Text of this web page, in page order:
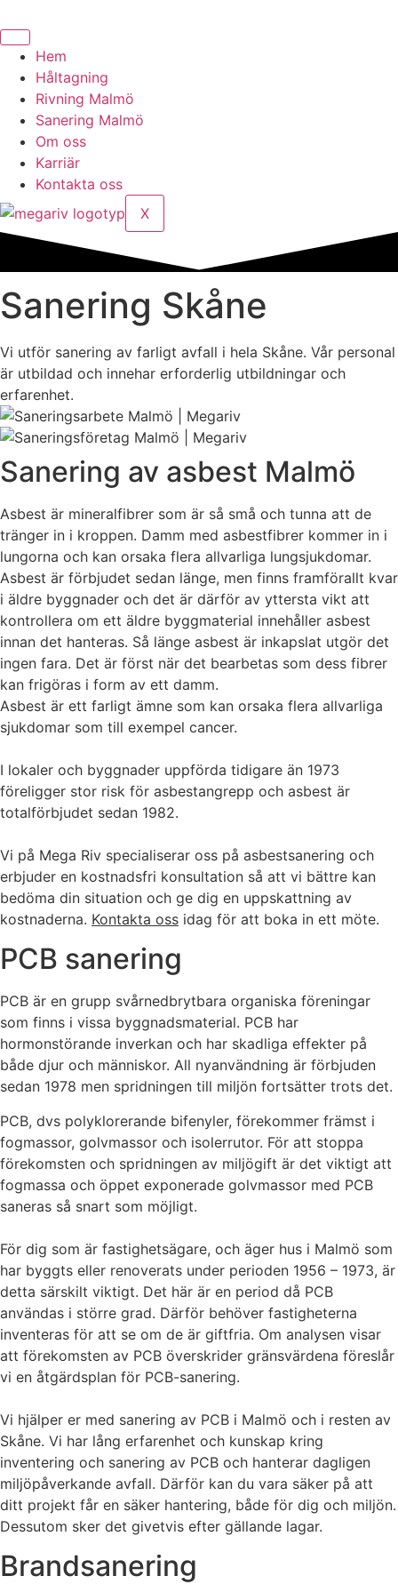
till
innehållHem
Håltagning
Rivning Malmö
Sanering Malmö
Om oss
Karriär
Kontakta oss
X
Sanering Skåne
Vi utför sanering av farligt avfall i hela Skåne. Vår personal
är utbildad och innehar erforderlig utbildningar och
erfarenhet.
Sanering av asbest Malmö
Asbest är mineralfibrer som är så små och tunna att de
tränger in i kroppen. Damm med asbestfibrer kommer in i
lungorna och kan orsaka flera allvarliga lungsjukdomar.
Asbest är förbjudet sedan länge, men finns framförallt kvar
i äldre byggnader och det är därför av yttersta vikt att
kontrollera om ett äldre byggmaterial innehåller asbest
innan det hanteras. Så länge asbest är inkapslat utgör det
ingen fara. Det är först när det bearbetas som dess fibrer
kan frigöras i form av ett damm.
Asbest är ett farligt ämne som kan orsaka flera allvarliga
sjukdomar som till exempel cancer.
I lokaler och byggnader uppförda tidigare än 1973
föreligger stor risk för asbestangrepp och asbest är
totalförbjudet sedan 1982.
Vi på Mega Riv specialiserar oss på asbestsanering och
erbjuder en kostnadsfri konsultation så att vi bättre kan
bedöma din situation och ge dig en uppskattning av
kostnaderna. Kontakta oss idag för att boka in ett möte.
PCB sanering
PCB är en grupp svårnedbrytbara organiska föreningar
som finns i vissa byggnadsmaterial. PCB har
hormonstörande inverkan och har skadliga effekter på
både djur och människor. All nyanvändning är förbjuden
sedan 1978 men spridningen till miljön fortsätter trots det.
PCB, dvs polyklorerande bifenyler, förekommer främst i
fogmassor, golvmassor och isolerrutor. För att stoppa
förekomsten och spridningen av miljögift är det viktigt att
fogmassa och öppet exponerade golvmassor med PCB
saneras så snart som möjligt.
För dig som är fastighetsägare, och äger hus i Malmö som
har byggts eller renoverats under perioden 1956 – 1973, är
detta särskilt viktigt. Det här är en period då PCB
användas i större grad. Därför behöver fastigheterna
inventeras för att se om de är giftfria. Om analysen visar
att förekomsten av PCB överskrider gränsvärdena föreslår
vi en åtgärdsplan för PCB-sanering.
Vi hjälper er med sanering av PCB i Malmö och i resten av
Skåne. Vi har lång erfarenhet och kunskap kring
inventering och sanering av PCB och hanterar dagligen
miljöpåverkande avfall. Därför kan du vara säker på att
ditt projekt får en säker hantering, både för dig och miljön.
Dessutom sker det givetvis efter gällande lagar.
Brandsanering